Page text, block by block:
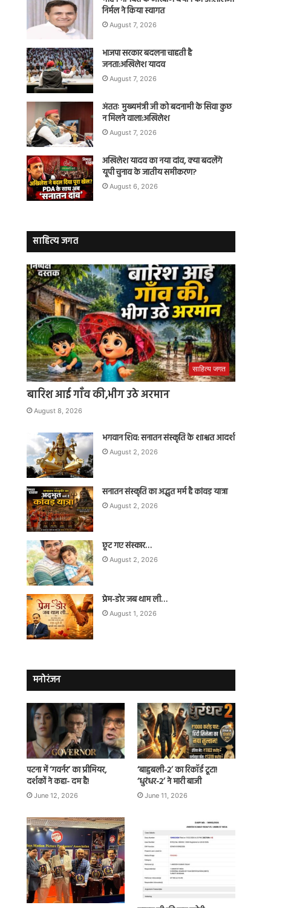
निर्मल ने किया स्वागत
August 7, 2026
भाजपा सरकार बदलना चाहती है
जनता:अखिलेश यादव
August 7, 2026
अंततः मुख्यमंत्री जी को बदनामी के सिवा कुछ
न मिलने वाला:अखिलेश
August 7, 2026
अखिलेश यादव का नया दांव, क्या बदलेंगे
यूपी चुनाव के जातीय समीकरण?
August 6, 2026
साहित्य जगत
साहित्य जगत
बारिश आई गाँव की,भीग उठे अरमान
August 8, 2026
भगवान शिव: सनातन संस्कृति के शाश्वत आदर्श
August 2, 2026
सनातन संस्कृति का अद्भुत मर्म है कांवड़ यात्रा
August 2, 2026
छूट गए संस्कार…
August 2, 2026
प्रेम-डोर जब थाम ली…
August 1, 2026
मनोरंजन
पटना में ‘गवर्नर’ का प्रीमियर,
दर्शकों ने कहा- दम है!
June 12, 2026
‘बाहुबली-2’ का रिकॉर्ड टूटा!
‘धुरंधर-2’ ने मारी बाजी
June 11, 2026